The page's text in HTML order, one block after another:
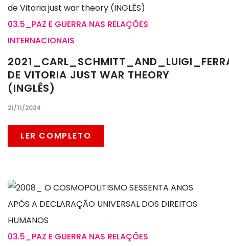
03.5_PAZ E GUERRA NAS RELAÇÕES
INTERNACIONAIS
DE VITORIA JUST WAR THEORY
(INGLÊS)
21/11/2024
LER COMPLETO
03.5_PAZ E GUERRA NAS RELAÇÕES